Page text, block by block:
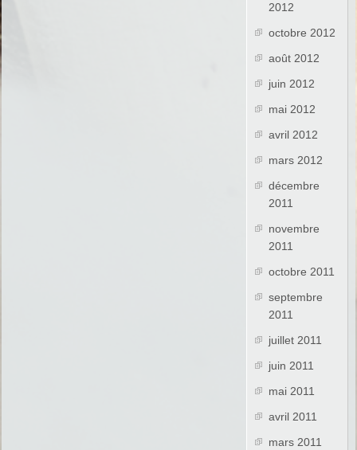
2012
octobre 2012
août 2012
juin 2012
mai 2012
avril 2012
mars 2012
décembre
2011
novembre
2011
octobre 2011
septembre
2011
juillet 2011
juin 2011
mai 2011
avril 2011
mars 2011